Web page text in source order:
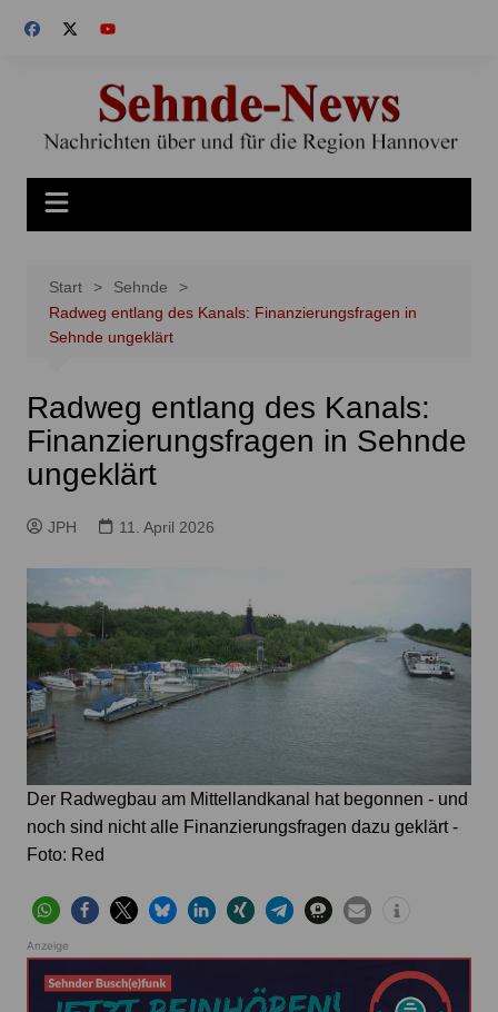
Inhalt
Start
Sehnde
Radweg entlang des Kanals: Finanzierungsfragen in
Sehnde ungeklärt
Radweg entlang des Kanals:
Finanzierungsfragen in Sehnde
ungeklärt
JPH 11. April 2026
Der Radwegbau am Mittellandkanal hat begonnen - und
noch sind nicht alle Finanzierungsfragen dazu geklärt -
Foto: Red
Anzeige